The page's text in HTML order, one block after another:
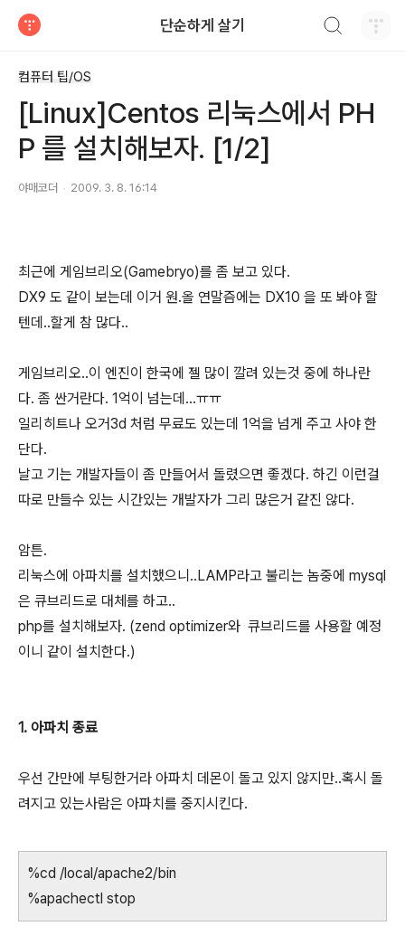
단순하게 살기
컴퓨터 팁/OS
[Linux]Centos 리눅스에서 PH
P 를 설치해보자. [1/2]
야매코더 2009. 3. 8. 16:14
최근에 게임브리오(Gamebryo)를 좀 보고 있다.
DX9 도 같이 보는데 이거 원.올 연말즘에는 DX10 을 또 봐야 할
텐데..할게 참 많다..
게임브리오..이 엔진이 한국에 젤 많이 깔려 있는것 중에 하나란
다. 좀 싼거란다. 1억이 넘는데...ㅠㅠ
일리히트나 오거3d 처럼 무료도 있는데 1억을 넘게 주고 사야 한
단다.
날고 기는 개발자들이 좀 만들어서 돌렸으면 좋겠다. 하긴 이런걸
따로 만들수 있는 시간있는 개발자가 그리 많은거 같진 않다.
암튼.
리눅스에 아파치를 설치했으니..LAMP라고 불리는 놈중에 mysql
은 큐브리드로 대체를 하고..
php를 설치해보자. (zend optimizer와 큐브리드를 사용할 예정
이니 같이 설치한다.)
1. 아파치 종료
우선 간만에 부팅한거라 아파치 데몬이 돌고 있지 않지만..혹시 돌
려지고 있는사람은 아파치를 중지시킨다.
%cd /local/apache2/bin
%apachectl stop